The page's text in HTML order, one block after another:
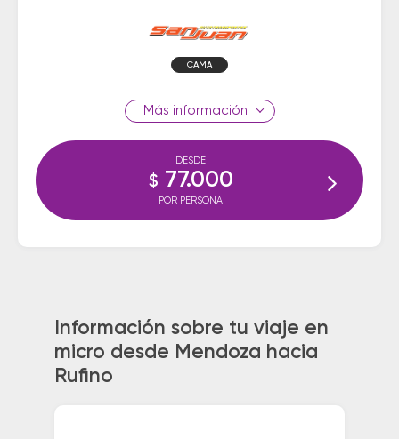
CAMA
información
DESDE
$ 77.000
POR PERSONA
Información sobre tu viaje en
micro desde Mendoza hacia
Rufino